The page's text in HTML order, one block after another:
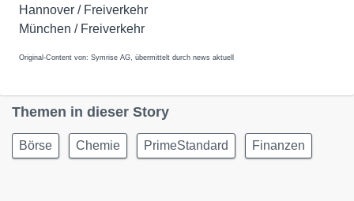
Hannover / Freiverkehr
München / Freiverkehr
Original-Content von: Symrise AG, übermittelt durch news aktuell
Themen in dieser Story
Börse Chemie PrimeStandard Finanzen